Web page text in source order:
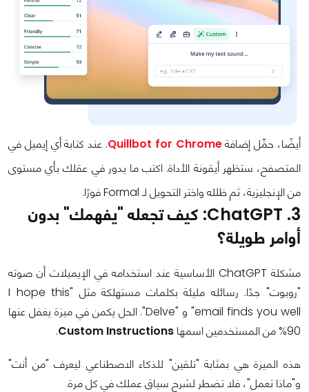
أيضًا، حمِّل إضافةQuillbot for Chrome. عند كتابة أي إيميل في
المتصفح، ستظهر أيقونة الأداة. اكتب ما يدور في عقلك بأي مستوى
من الإنجليزية، ثم ظلله واختر التحويل لـ Formal فورًا.
3. ChatGPT: كيف تجعله "يفهمك" بدون
أوامر طويلة؟
مشكلة ChatGPT الأساسية عند استخدامه في الإيميلات أن صوته
"روبوت" جدًا. رسائله مليئة بكلمات مستهلكة مثل "I hope this
email finds you well" و "Delve". الحل يكمن في ميزة يغفل عنها
90% من المستخدمين اسمها
Custom Instructions
.
هذه الميزة هي بمثابة "تلقين" للذكاء الاصطناعي ليعرف "من أنت"
و"ماذا تعمل"، فلا تضطر لشرح سياق عملك في كل مرة.